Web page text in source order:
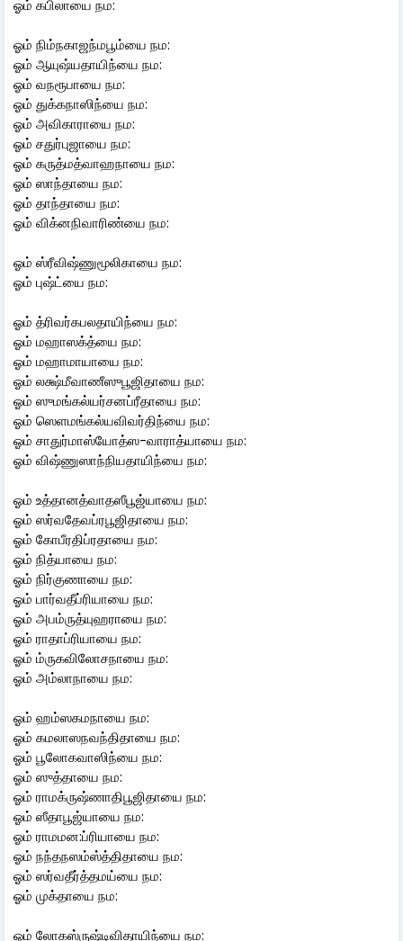
ஓம் கபிலாயை நம:
ஓம் நிம்நகாஜந்மபூம்யை நம:
ஓம் ஆயுஷ்யதாயிந்யை நம:
ஓம் வநரூபாயை நம:
ஓம் துக்கநாஸிந்யை நம:
ஓம் அவிகாராயை நம:
ஓம் சதுர்புஜாயை நம:
ஓம் கருத்மத்வாஹநாயை நம:
ஓம் ஸாந்தாயை நம:
ஓம் தாந்தாயை நம:
ஓம் விக்னநிவாரிண்யை நம:
ஓம் ஸ்ரீவிஷ்ணுமூலிகாயை நம:
ஓம் புஷ்ட்யை நம:
ஓம் த்ரிவர்கபலதாயிந்யை நம:
ஓம் மஹாஸக்த்யை நம:
ஓம் மஹாமாயாயை நம:
ஓம் லக்ஷ்மீவாணீஸுபூஜிதாயை நம:
ஓம் ஸுமங்கல்யர்சனப்ரீதாயை நம:
ஓம் ஸெளமங்கல்யவிவர்திந்யை நம:
ஓம் சாதுர்மாஸ்யோத்ஸ-வாராத்யாயை நம:
ஓம் விஷ்ணுஸாந்நியதாயிந்யை நம:
ஓம் உத்தானத்வாதஸீபூஜ்யாயை நம:
ஓம் ஸர்வதேவப்ரபூஜிதாயை நம:
ஓம் கோபீரதிப்ரதாயை நம:
ஓம் நித்யாயை நம:
ஓம் நிர்குணாயை நம:
ஓம் பார்வதீப்ரியாயை நம:
ஓம் அபம்ருத்யுஹராயை நம:
ஓம் ராதாப்ரியாயை நம:
ஓம் ம்ருகவிலோசநாயை நம:
ஓம் அம்லாநாயை நம:
ஓம் ஹம்ஸகமநாயை நம:
ஓம் கமலாஸநவந்திதாயை நம:
ஓம் பூலோகவாஸிந்யை நம:
ஓம் ஸுத்தாயை நம:
ஓம் ராமக்ருஷ்ணாதிபூஜிதாயை நம:
ஓம் ஸீதாபூஜ்யாயை நம:
ஓம் ராமமன:ப்ரியாயை நம:
ஓம் நந்தநஸம்ஸ்த்திதாயை நம:
ஓம் ஸர்வதீர்த்தமய்யை நம:
ஓம் முக்தாயை நம:
ஓம் லோகஸ்ருஷ்டிவிதாயிந்யை நம: